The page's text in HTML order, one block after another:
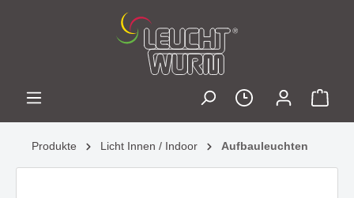
Produkte Licht Innen / Indoor Aufbauleuchten